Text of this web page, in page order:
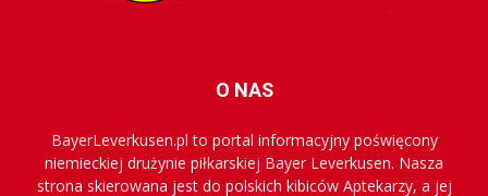
O NAS
BayerLeverkusen.pl to portal informacyjny poświęcony
niemieckiej drużynie piłkarskiej Bayer Leverkusen. Nasza
strona skierowana jest do polskich kibiców Aptekarzy, a jej